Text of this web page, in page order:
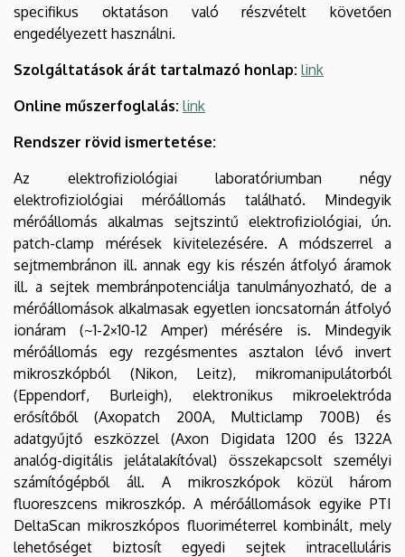
specifikus oktatáson való részvételt követően
engedélyezett használni.
Szolgáltatások árát tartalmazó honlap: link
Online műszerfoglalás: link
Rendszer rövid ismertetése:
Az elektrofiziológiai laboratóriumban négy
elektrofiziológiai mérőállomás található. Mindegyik
mérőállomás alkalmas sejtszintű elektrofiziológiai, ún.
patch-clamp mérések kivitelezésére. A módszerrel a
sejtmembránon ill. annak egy kis részén átfolyó áramok
ill. a sejtek membránpotenciálja tanulmányozható, de a
mérőállomások alkalmasak egyetlen ioncsatornán átfolyó
ionáram (~1-2×10-12 Amper) mérésére is. Mindegyik
mérőállomás egy rezgésmentes asztalon lévő invert
mikroszkópból (Nikon, Leitz), mikromanipulátorból
(Eppendorf, Burleigh), elektronikus mikroelektróda
erősítőből (Axopatch 200A, Multiclamp 700B) és
adatgyűjtő eszközzel (Axon Digidata 1200 és 1322A
analóg-digitális jelátalakítóval) összekapcsolt személyi
számítógépből áll. A mikroszkópok közül három
fluoreszcens mikroszkóp. A mérőállomások egyike PTI
DeltaScan mikroszkópos fluoriméterrel kombinált, mely
lehetőséget biztosít egyedi sejtek intracelluláris